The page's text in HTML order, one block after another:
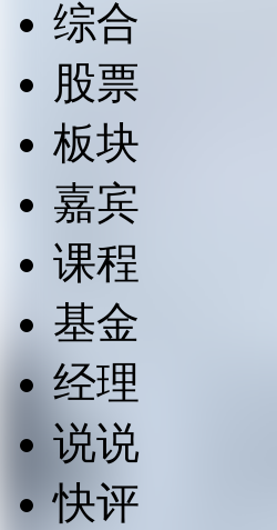
综合
股票
板块
嘉宾
课程
基金
经理
说说
快评